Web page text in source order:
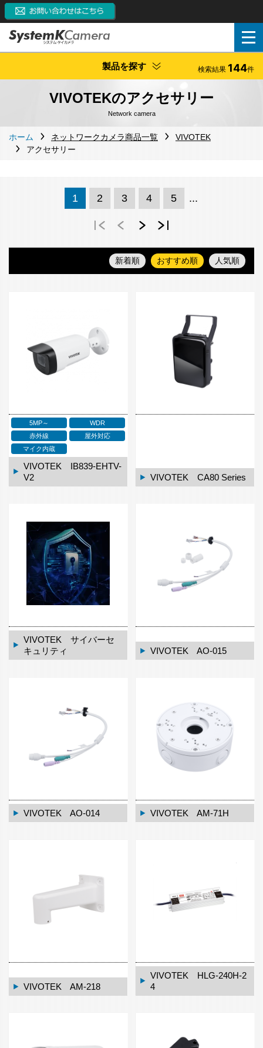
VIVOTEKのアクセサリー
Network camera
ホーム ネットワークカメラ商品一覧
VIVOTEK
アクセサリー
製品を探す 検索結果 144件
1 2 3 4 5 ...
新着順 おすすめ順 人気順
5MP～
WDR
赤外線
屋外対応
マイク内蔵
VIVOTEK IB839-EHTV-
V2
VIVOTEK CA80 Series
VIVOTEK サイバーセ
キュリティ
VIVOTEK AO-015
VIVOTEK AO-014 VIVOTEK AM-71H
VIVOTEK AM-218
VIVOTEK HLG-240H-2
4